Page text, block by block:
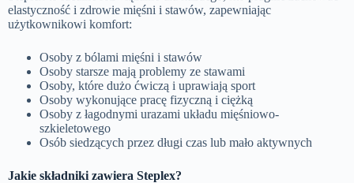
elastyczność i zdrowie mięśni i stawów, zapewniając
użytkownikowi komfort:
Osoby z bólami mięśni i stawów
Osoby starsze mają problemy ze stawami
Osoby, które dużo ćwiczą i uprawiają sport
Osoby wykonujące pracę fizyczną i ciężką
Osoby z łagodnymi urazami układu mięśniowo-
szkieletowego
Osób siedzących przez długi czas lub mało aktywnych
Jakie składniki zawiera Steplex?